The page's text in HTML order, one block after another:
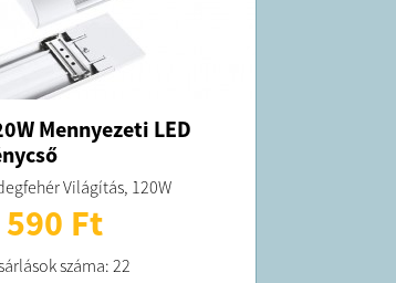
Mennyezeti LED
Világítás, 120W
Ft
száma: 22